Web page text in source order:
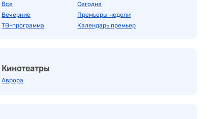
Все
Вечерние
ТВ-программа
Сегодня
Премьеры недели
Календарь премьер
Кинотеатры
Аврора